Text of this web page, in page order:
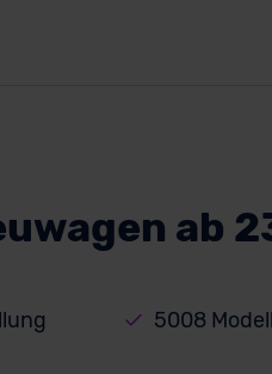
ab
5008